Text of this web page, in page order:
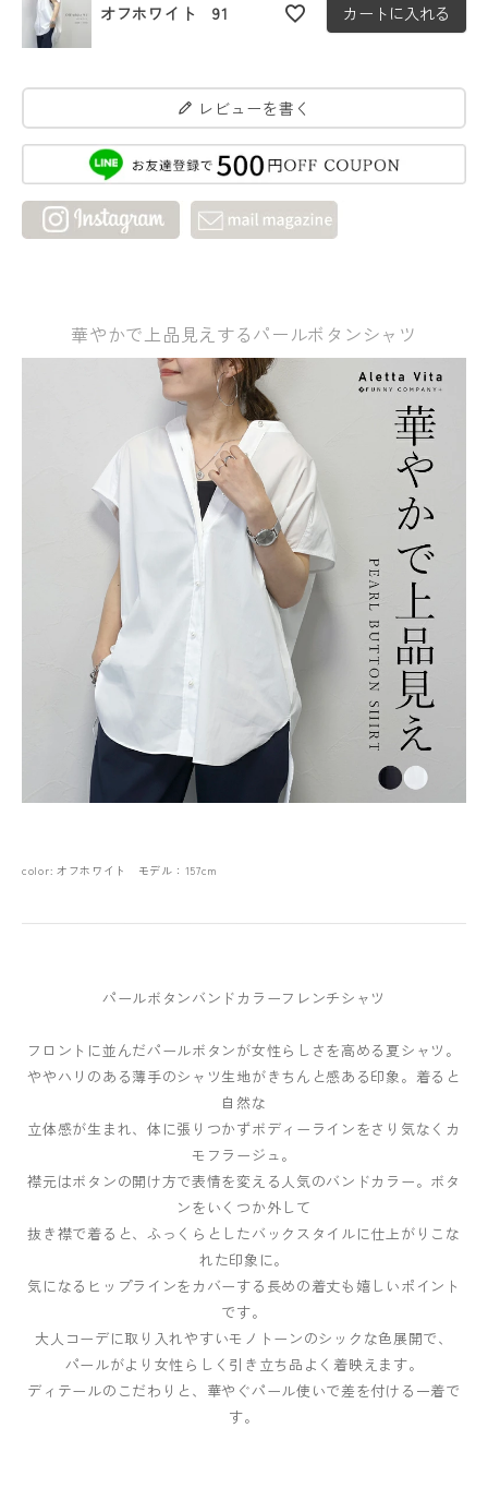
オフホワイト 91 カートに入れる
レビューを書く
華やかで上品見えするパールボタンシャツ
color: オフホワイト モデル：157cm
パールボタンバンドカラーフレンチシャツ
フロントに並んだパールボタンが女性らしさを高める夏シャツ。
ややハリのある薄手のシャツ生地がきちんと感ある印象。着ると
自然な
立体感が生まれ、体に張りつかずボディーラインをさり気なくカ
モフラージュ。
襟元はボタンの開け方で表情を変える人気のバンドカラー。ボタ
ンをいくつか外して
抜き襟で着ると、ふっくらとしたバックスタイルに仕上がりこな
れた印象に。
気になるヒップラインをカバーする長めの着丈も嬉しいポイント
です。
大人コーデに取り入れやすいモノトーンのシックな色展開で、
パールがより女性らしく引き立ち品よく着映えます。
ディテールのこだわりと、華やぐパール使いで差を付ける一着で
す。